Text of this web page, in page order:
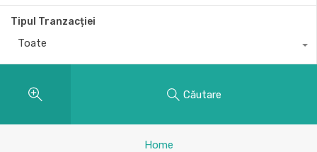
Tipul Tranzacției
Toate
Căutare
Home